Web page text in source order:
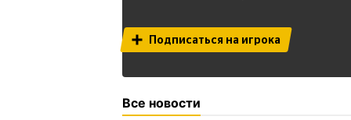
Подписаться на игрока
Все новости